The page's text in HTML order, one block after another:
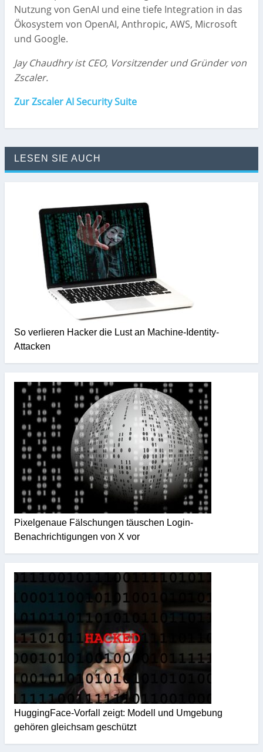
Nutzung von GenAI und eine tiefe Integration in das
Ökosystem von OpenAI, Anthropic, AWS, Microsoft
und Google.
Jay Chaudhry ist CEO, Vorsitzender und Gründer von
Zscaler.
Zur Zscaler AI Security Suite
LESEN SIE AUCH
So verlieren Hacker die Lust an Machine-Identity-
Attacken
Pixelgenaue Fälschungen täuschen Login-
Benachrichtigungen von X vor
HuggingFace-Vorfall zeigt: Modell und Umgebung
gehören gleichsam geschützt